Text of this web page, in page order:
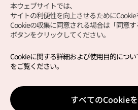
Copyright (c) Korea Tourism
サイトエラー報告公式メール
japanese@knto.or.kr
本ウェブサイトでは、
サイトの利便性を向上させるためにCookie
Cookieの収集に同意される場合は「同意す
ボタンをクリックしてください。
Cookieに関する詳細および使用目的につい
をご覧ください。
すべてのCookie